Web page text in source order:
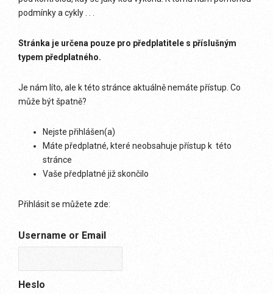
podmínky a cykly . . .
Stránka je určena pouze pro předplatitele s příslušným
typem předplatného.
Je nám líto, ale k této stránce aktuálně nemáte přístup. Co
může být špatně?
Nejste přihlášen(a)
Máte předplatné, které neobsahuje přístup k této
stránce
Vaše předplatné již skončilo
Přihlásit se můžete zde:
Username or Email
Heslo